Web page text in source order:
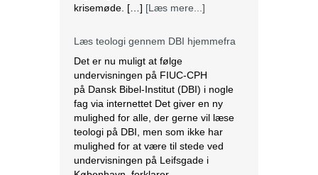
krisemøde. […] [Læs mere...]
Læs teologi gennem DBI hjemmefra
Det er nu muligt at følge
undervisningen på FIUC-CPH
på Dansk Bibel-Institut (DBI) i nogle
fag via internettet Det giver en ny
mulighed for alle, der gerne vil læse
teologi på DBI, men som ikke har
mulighed for at være til stede ved
undervisningen på Leifsgade i